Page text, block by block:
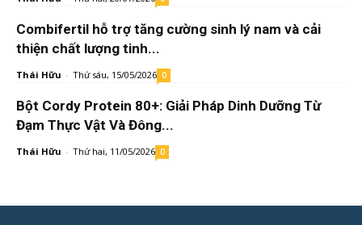
Combifertil hỗ trợ tăng cường sinh lý nam và cải
thiện chất lượng tinh...
Thái Hữu - Thứ sáu, 15/05/2026 0
Bột Cordy Protein 80+: Giải Pháp Dinh Dưỡng Từ
Đạm Thực Vật Và Đông...
Thái Hữu - Thứ hai, 11/05/2026 0